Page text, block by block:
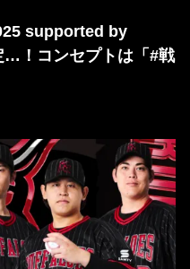
supported by
…！コンセプトは「#戦